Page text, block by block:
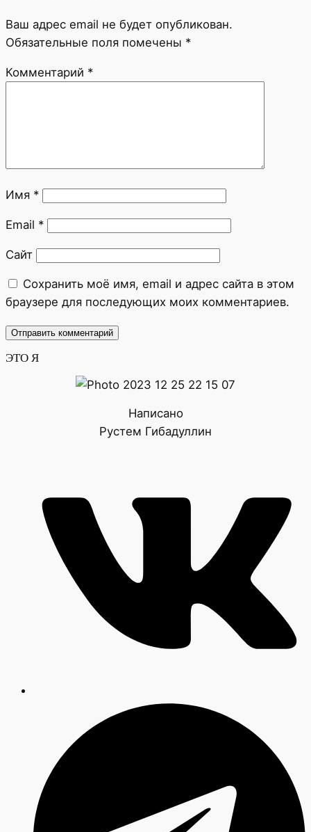
Ваш адрес email не будет опубликован.
Обязательные поля помечены *
Комментарий *
Имя *
Email *
Сайт
Сохранить моё имя, email и адрес сайта в этом
браузере для последующих моих комментариев.
ЭТО Я
Написано
Рустем Гибадуллин